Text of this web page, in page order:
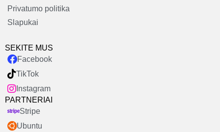
Privatumo politika
Slapukai
SEKITE MUS
Facebook
TikTok
Instagram
PARTNERIAI
Stripe
Ubuntu